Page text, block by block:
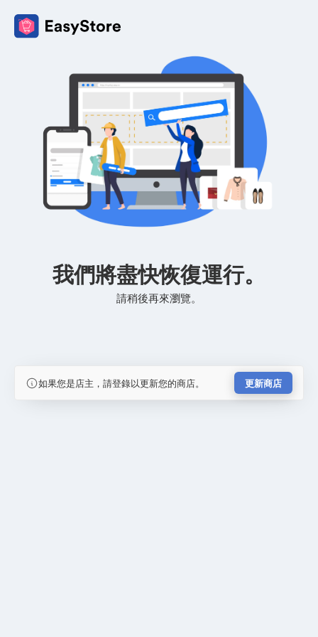
我們將盡快恢復運行。
請稍後再來瀏覽。
如果您是店主，請登錄以更新您的商店。 更新商店